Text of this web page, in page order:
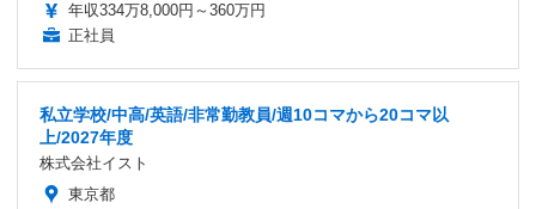
年収334万8,000円～360万円
正社員
私立学校/中高/英語/非常勤教員/週10コマから20コマ以
上/2027年度
株式会社イスト
東京都